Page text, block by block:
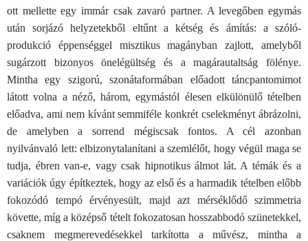
ott mellette egy immár csak zavaró partner. A levegőben egymás
után sorjázó helyzetekből eltűnt a kétség és ámítás: a szóló-
produkció éppenséggel misztikus magányban zajlott, amelyből
sugárzott bizonyos önelégültség és a magárautaltság fölénye.
Mintha egy szigorú, szonátaformában előadott táncpantomimot
látott volna a néző, három, egymástól élesen elkülönülő tételben
előadva, ami nem kívánt semmiféle konkrét cselekményt ábrázolni,
de amelyben a sorrend mégiscsak fontos. A cél azonban
nyilvánvaló lett: elbizonytalanítani a szemlélőt, hogy végül maga se
tudja, ébren van-e, vagy csak hipnotikus álmot lát. A témák és a
variációk úgy építkeztek, hogy az első és a harmadik tételben előbb
fokozódó tempó érvényesült, majd azt mérséklődő szimmetria
követte, míg a középső tételt fokozatosan hosszabbodó szünetekkel,
csaknem megmerevedésekkel tarkította a művész, mintha a